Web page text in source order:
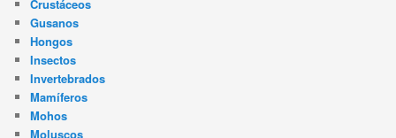
Crustáceos
Gusanos
Hongos
Insectos
Invertebrados
Mamíferos
Mohos
Moluscos